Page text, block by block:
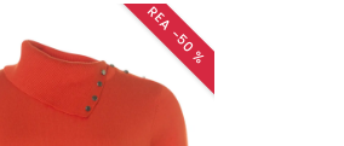
REA −50 %